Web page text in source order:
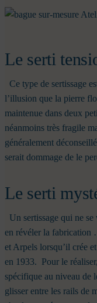
Le serti
Ce type de sertissage
l’illusion que la pierre
maintenue dans deux
néanmoins très fragile
généralement
serait dommage de le
Le serti
Un sertissage qui ne
en révéler la fabrication
et Arpels lorsqu’il crée
en 1933. Pour le
spécifique au niveau de
glisser entre les rails de